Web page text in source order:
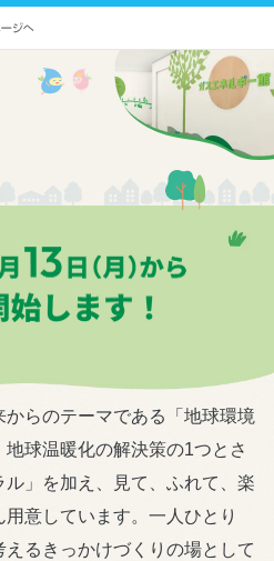
らのテーマである「地球環境
球温暖化の解決策の1つとさ
」を加え、見て、ふれて、楽
意しています。一人ひとり
るきっかけづくりの場として